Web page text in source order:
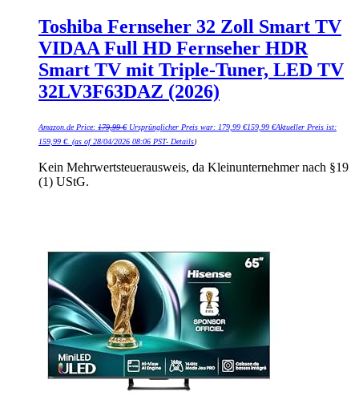
Toshiba Fernseher 32 Zoll Smart TV
VIDAA Full HD Fernseher HDR
Smart TV mit Triple-Tuner, LED TV
32LV3F63DAZ (2026)
Amazon.de Price: 179,99€ Ursprünglicher Preis war: 179,99 €159,99 €Aktueller Preis ist:
159,99 €. (as of 28/04/2026 08:06 PST- Details)
Kein Mehrwertsteuerausweis, da Kleinunternehmer nach §19
(1) UStG.